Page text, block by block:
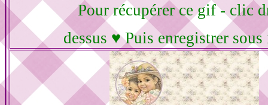
Pour récupérer ce gif - clic
dessus ♥ Puis enregistrer